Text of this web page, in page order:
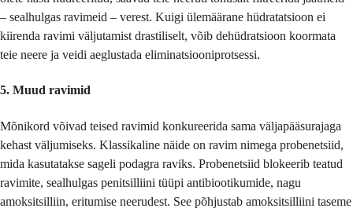
– sealhulgas ravimeid – verest. Kuigi ülemäärane hüdratatsioon ei
kiirenda ravimi väljutamist drastiliselt, võib dehüdratsioon koormata
teie neere ja veidi aeglustada eliminatsiooniprotsessi.
5. Muud ravimid
Mõnikord võivad teised ravimid konkureerida sama väljapääsurajaga
kehast väljumiseks. Klassikaline näide on ravim nimega probenetsiid,
mida kasutatakse sageli podagra raviks. Probenetsiid blokeerib teatud
ravimite, sealhulgas penitsilliini tüüpi antibiootikumide, nagu
amoksitsilliin, eritumise neerudest. See põhjustab amoksitsilliini taseme